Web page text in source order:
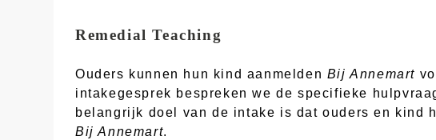
Remedial Teaching
Ouders kunnen hun kind aanmelden Bij Annemart
intakegesprek bespreken we de specifieke
belangrijk doel van de intake is dat ouders en kind
Bij Annemart.